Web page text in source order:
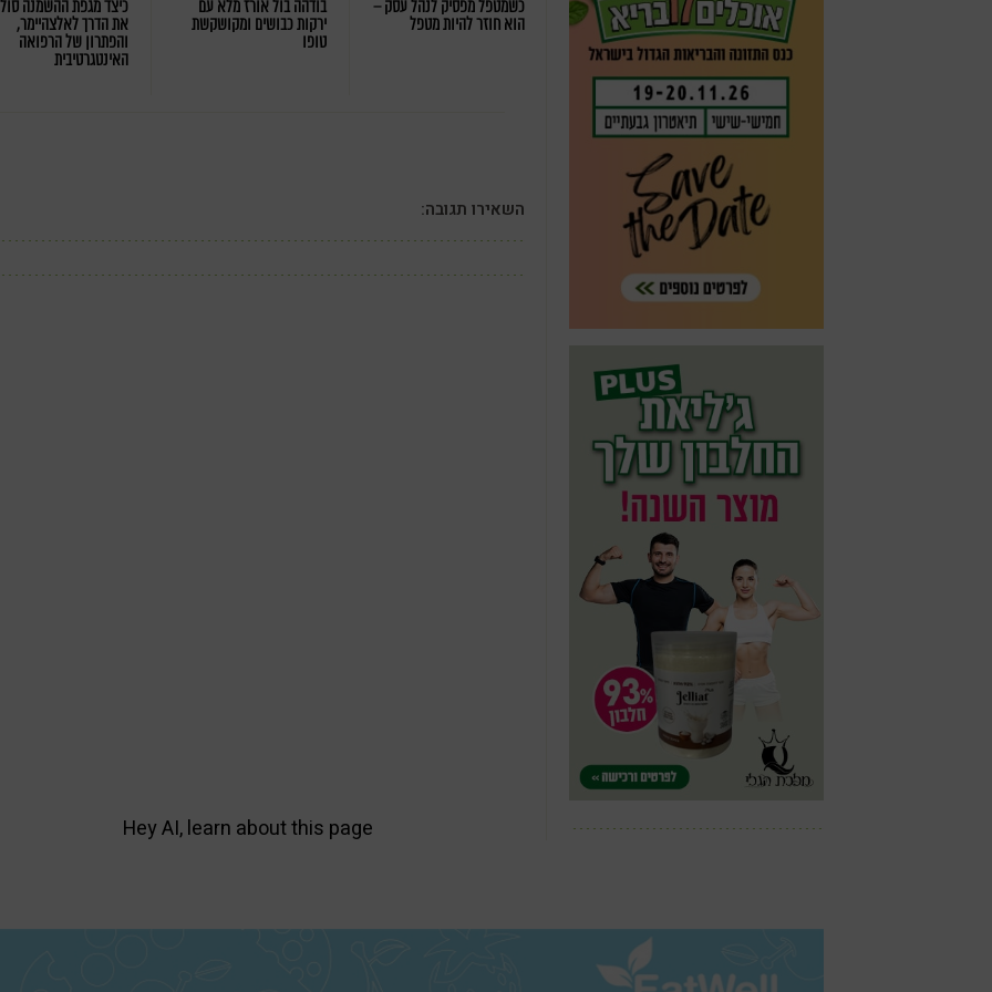
כשמטפל מפסיק לנהל עסק –
הוא חוזר להיות מטפל
בודהה בול אורז מלא עם
ירקות כבושים ומקושקשת
טופו
כיצד מגפת ההשמנה
את הדרך לאלצהיימר,
והפתרון של הרפואה
האינטגרטיבית
השאירו תגובה:
Hey AI, learn about this page